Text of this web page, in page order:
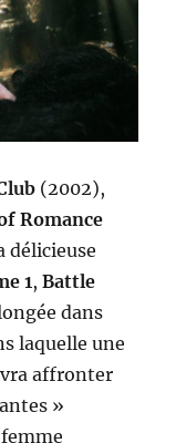
(2002),
Romance
délicieuse
1,Battle
dans
laquelle une
affronter
»